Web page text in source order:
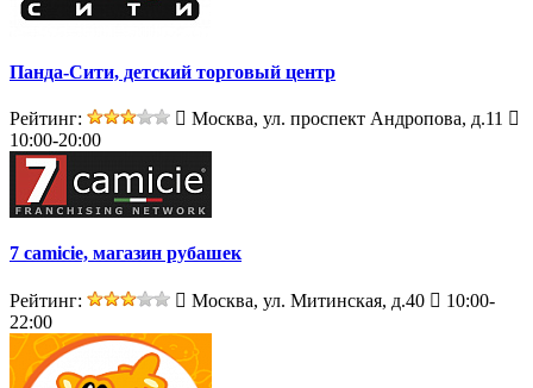
Панда-Сити, детский торговый центр
Рейтинг:
Москва, ул. проспект Андропова, д.11
10:00-20:00
7 camicie, магазин рубашек
Рейтинг: Москва, ул. Митинская, д.40
10:00-
22:00